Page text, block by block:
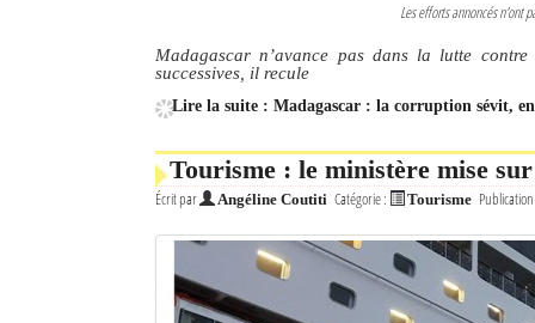
Les efforts annoncés n'ont
Madagascar n’avance pas dans la lutte
successives, il recule
Lire la suite : Madagascar : la corruption sévit,
Tourisme : le ministère mise
Écrit par Angéline Coutiti Catégorie : Tourisme